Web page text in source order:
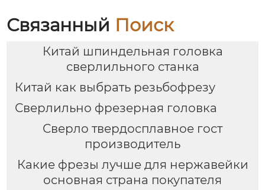
Связанный Поиск
Китай шпиндельная головка
сверлильного станка
Китай как выбрать резьбофрезу
Сверлильно фрезерная головка
Сверло твердосплавное гост
производитель
Какие фрезы лучше для нержавейки
основная страна покупателя